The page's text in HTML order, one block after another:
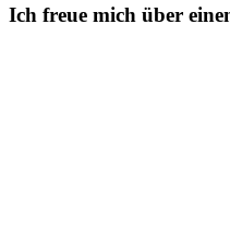
Ich freue mich über